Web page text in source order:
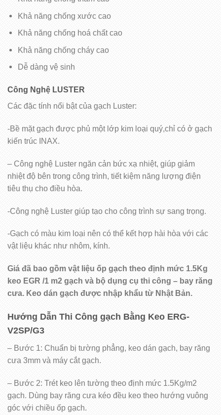
Khả năng chống xước cao
Khả năng chống hoá chất cao
Khả năng chống cháy cao
Dễ dàng vệ sinh
Công Nghệ LUSTER
Các đặc tính nổi bật của gạch Luster:
-Bề mặt gạch được phủ một lớp kim loại quý,chỉ có ở gạch
kiến trúc INAX.
– Công nghệ Luster ngăn cản bức xạ nhiệt, giúp giảm
nhiệt độ bên trong công trình, tiết kiệm năng lượng điện
tiêu thụ cho điều hòa.
-Công nghệ Luster giúp tạo cho công trình sự sang trọng.
-Gạch có màu kim loại nên có thể kết hợp hài hòa với các
vật liệu khác như nhôm, kính.
Giá đã bao gồm vật liệu ốp gạch theo định mức 1.5Kg
keo EGR /1 m2 gạch và bộ dụng cụ thi công – bay răng
cưa. Keo dán gạch được nhập khẩu từ Nhật Bản.
Hướng Dẫn Thi Công gạch Bằng Keo ERG-
V2SP/G3
– Bước 1: Chuẩn bị tường phẳng, keo dán gạch, bay răng
cưa 3mm và máy cắt gạch.
– Bước 2: Trét keo lên tường theo định mức 1.5Kg/m2
gạch. Dùng bay răng cưa kéo đều keo theo hướng vuông
góc với chiều ốp gạch.